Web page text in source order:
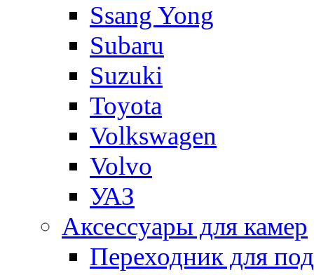
Ssang Yong
Subaru
Suzuki
Toyota
Volkswagen
Volvo
УАЗ
Аксессуары для камер
Переходник для